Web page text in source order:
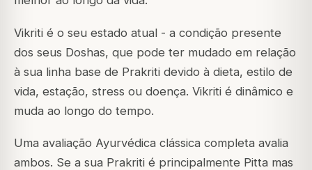
Vikriti é o seu estado atual - a condição presente
dos seus Doshas, que pode ter mudado em relação
à sua linha base de Prakriti devido à dieta, estilo de
vida, estação, stress ou doença. Vikriti é dinâmico e
muda ao longo do tempo.
Uma avaliação Ayurvédica clássica completa avalia
ambos. Se a sua Prakriti é principalmente Pitta mas